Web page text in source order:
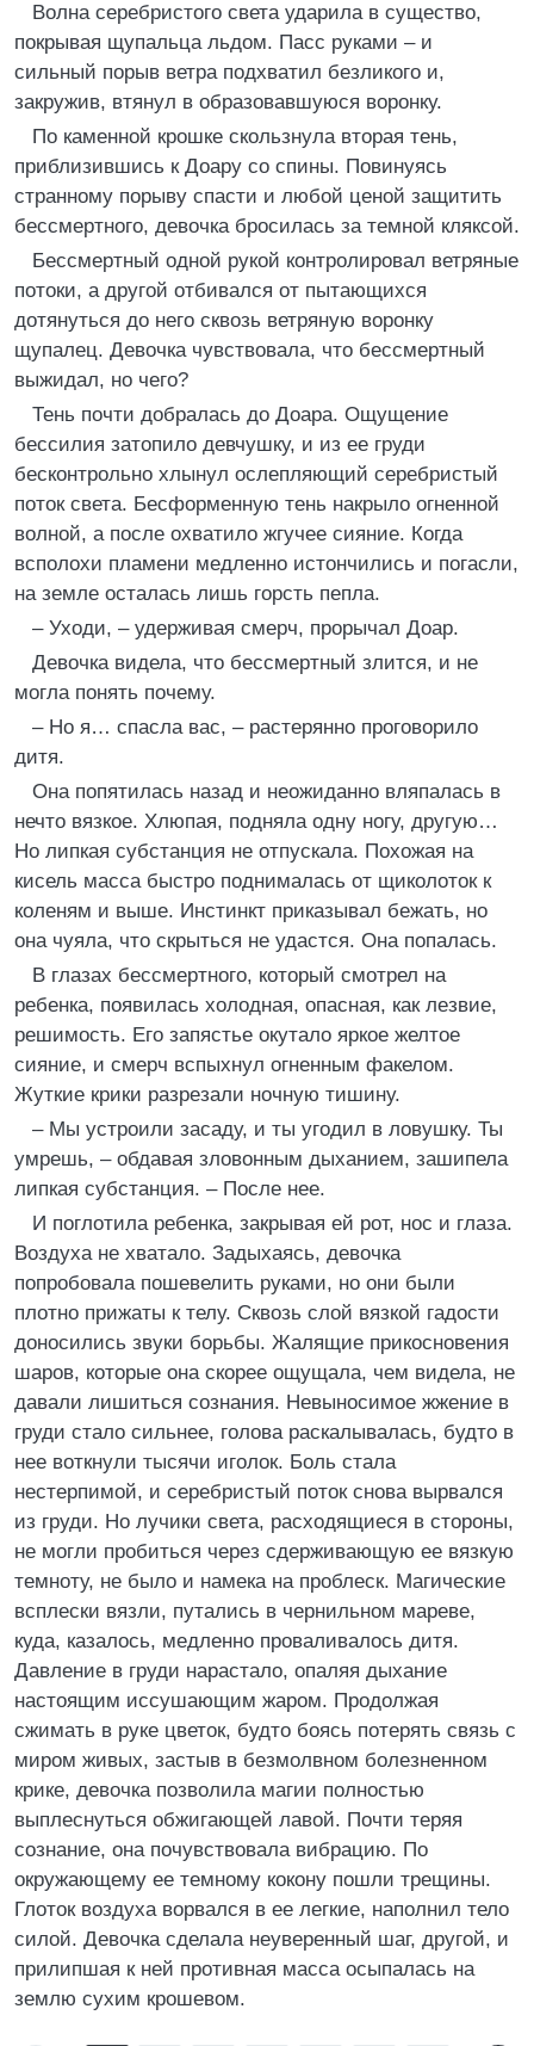
Волна серебристого света ударила в существо,
покрывая щупальца льдом. Пасс руками – и
сильный порыв ветра подхватил безликого и,
закружив, втянул в образовавшуюся воронку.
По каменной крошке скользнула вторая тень,
приблизившись к Доару со спины. Повинуясь
странному порыву спасти и любой ценой защитить
бессмертного, девочка бросилась за темной кляксой.
Бессмертный одной рукой контролировал ветряные
потоки, а другой отбивался от пытающихся
дотянуться до него сквозь ветряную воронку
щупалец. Девочка чувствовала, что бессмертный
выжидал, но чего?
Тень почти добралась до Доара. Ощущение
бессилия затопило девчушку, и из ее груди
бесконтрольно хлынул ослепляющий серебристый
поток света. Бесформенную тень накрыло огненной
волной, а после охватило жгучее сияние. Когда
всполохи пламени медленно истончились и погасли,
на земле осталась лишь горсть пепла.
– Уходи, – удерживая смерч, прорычал Доар.
Девочка видела, что бессмертный злится, и не
могла понять почему.
– Но я… спасла вас, – растерянно проговорило
дитя.
Она попятилась назад и неожиданно вляпалась в
нечто вязкое. Хлюпая, подняла одну ногу, другую…
Но липкая субстанция не отпускала. Похожая на
кисель масса быстро поднималась от щиколоток к
коленям и выше. Инстинкт приказывал бежать, но
она чуяла, что скрыться не удастся. Она попалась.
В глазах бессмертного, который смотрел на
ребенка, появилась холодная, опасная, как лезвие,
решимость. Его запястье окутало яркое желтое
сияние, и смерч вспыхнул огненным факелом.
Жуткие крики разрезали ночную тишину.
– Мы устроили засаду, и ты угодил в ловушку. Ты
умрешь, – обдавая зловонным дыханием, зашипела
липкая субстанция. – После нее.
И поглотила ребенка, закрывая ей рот, нос и глаза.
Воздуха не хватало. Задыхаясь, девочка
попробовала пошевелить руками, но они были
плотно прижаты к телу. Сквозь слой вязкой гадости
доносились звуки борьбы. Жалящие прикосновения
шаров, которые она скорее ощущала, чем видела, не
давали лишиться сознания. Невыносимое жжение в
груди стало сильнее, голова раскалывалась, будто в
нее воткнули тысячи иголок. Боль стала
нестерпимой, и серебристый поток снова вырвался
из груди. Но лучики света, расходящиеся в стороны,
не могли пробиться через сдерживающую ее вязкую
темноту, не было и намека на проблеск. Магические
всплески вязли, путались в чернильном мареве,
куда, казалось, медленно проваливалось дитя.
Давление в груди нарастало, опаляя дыхание
настоящим иссушающим жаром. Продолжая
сжимать в руке цветок, будто боясь потерять связь с
миром живых, застыв в безмолвном болезненном
крике, девочка позволила магии полностью
выплеснуться обжигающей лавой. Почти теряя
сознание, она почувствовала вибрацию. По
окружающему ее темному кокону пошли трещины.
Глоток воздуха ворвался в ее легкие, наполнил тело
силой. Девочка сделала неуверенный шаг, другой, и
прилипшая к ней противная масса осыпалась на
землю сухим крошевом.